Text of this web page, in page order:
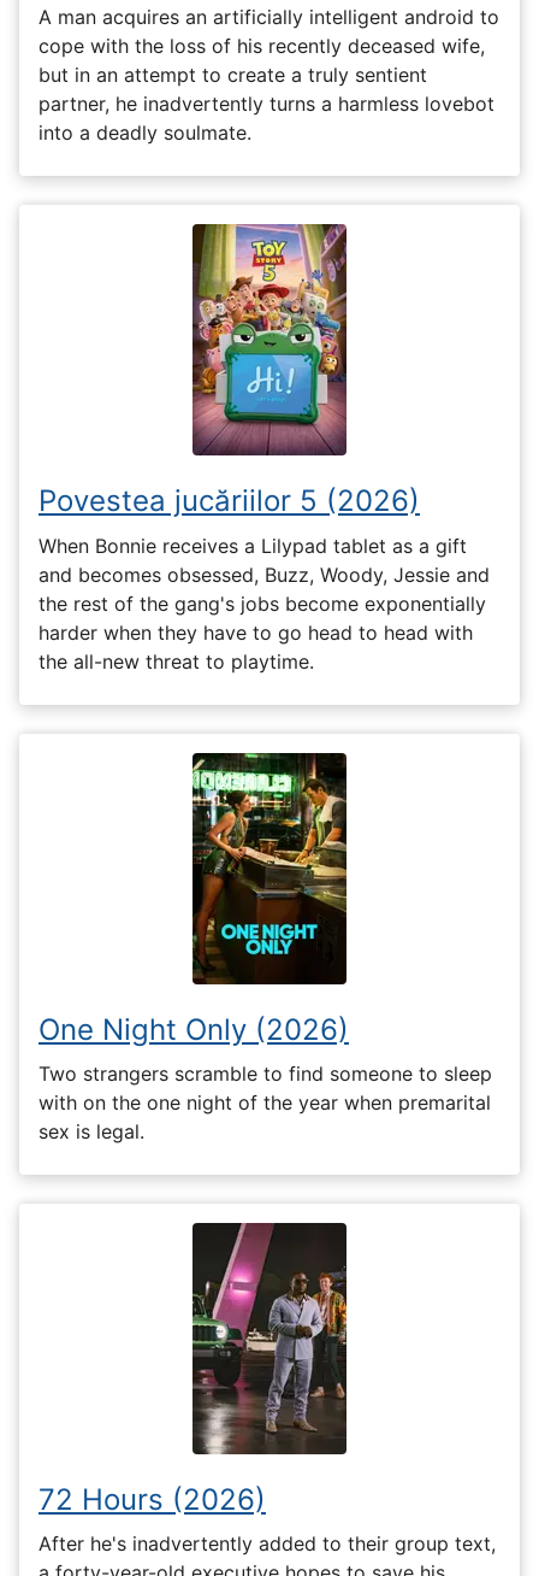
A man acquires an artificially intelligent android to
cope with the loss of his recently deceased wife,
but in an attempt to create a truly sentient
partner, he inadvertently turns a harmless lovebot
into a deadly soulmate.
Povestea jucăriilor 5 (2026)
When Bonnie receives a Lilypad tablet as a gift
and becomes obsessed, Buzz, Woody, Jessie and
the rest of the gang's jobs become exponentially
harder when they have to go head to head with
the all-new threat to playtime.
One Night Only (2026)
Two strangers scramble to find someone to sleep
with on the one night of the year when premarital
sex is legal.
72 Hours (2026)
After he's inadvertently added to their group text,